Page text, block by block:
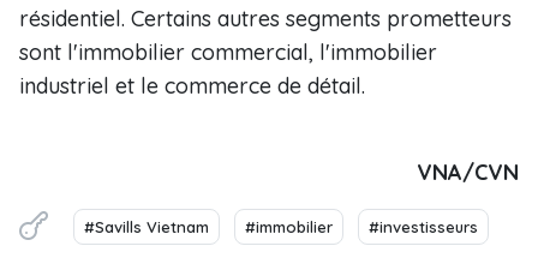
résidentiel. Certains autres segments prometteurs
sont l'immobilier commercial, l'immobilier
industriel et le commerce de détail.
VNA/CVN
#Savills Vietnam #immobilier #investisseurs